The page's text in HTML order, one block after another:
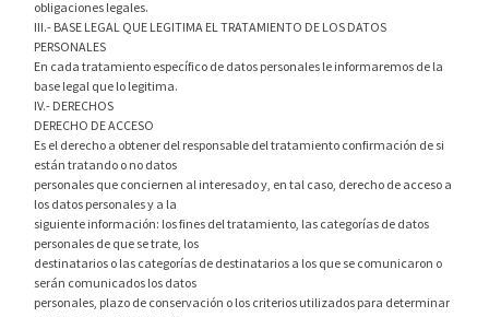
obligaciones legales.
III.- BASE LEGAL QUE LEGITIMA EL TRATAMIENTO DE LOS DATOS
PERSONALES
En cada tratamiento específico de datos personales le informaremos de la
base legal que lo legitima.
IV.- DERECHOS
DERECHO DE ACCESO
Es el derecho a obtener del responsable del tratamiento confirmación de si
están tratando o no datos
personales que conciernen al interesado y, en tal caso, derecho de acceso a
los datos personales y a la
siguiente información: los fines del tratamiento, las categorías de datos
personales de que se trate, los
destinatarios o las categorías de destinatarios a los que se comunicaron o
serán comunicados los datos
personales, plazo de conservación o los criterios utilizados para determinar